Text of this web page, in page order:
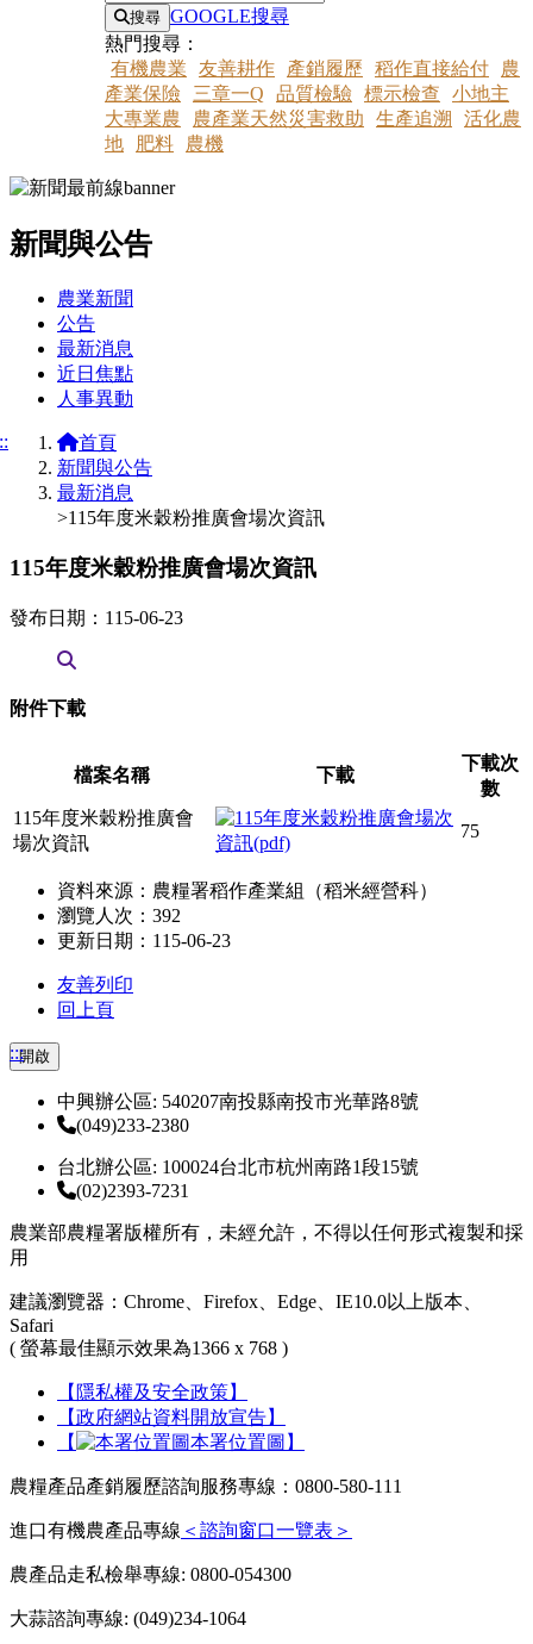
搜尋 GOOGLE搜尋
熱門搜尋：
有機農業
友善耕作 產銷履歷 稻作直接給付
農
產業保險
三章一Q 品質檢驗 標示檢查
小地主
大專業農
農產業天然災害救助 生產追溯
活化農
地
肥料 農機
新聞與公告
農業新聞
公告
最新消息
近日焦點
人事異動
首頁
新聞與公告
最新消息
>115年度米穀粉推廣會場次資訊
115年度米穀粉推廣會場次資訊
發布日期：115-06-23
附件下載
檔案名稱 下載
下載次
數
115年度米穀粉推廣會
場次資訊
75
資料來源：農糧署稻作產業組（稻米經營科）
瀏覽人次：392
更新日期：115-06-23
友善列印
回上頁
:::開啟
中興辦公區: 540207南投縣南投市光華路8號
(049)233-2380
台北辦公區: 100024台北市杭州南路1段15號
(02)2393-7231
農業部農糧署版權所有，未經允許，不得以任何形式複製和採
用
建議瀏覽器：Chrome、Firefox、Edge、IE10.0以上版本、
Safari
( 螢幕最佳顯示效果為1366 x 768 )
【隱私權及安全政策】
【政府網站資料開放宣告】
【
本署位置圖】
農糧產品產銷履歷諮詢服務專線：0800-580-111
進口有機農產品專線 ＜諮詢窗口一覽表＞
農產品走私檢舉專線: 0800-054300
大蒜諮詢專線: (049)234-1064